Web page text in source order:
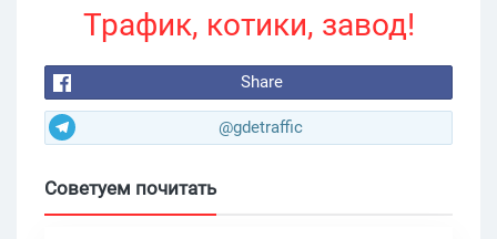
Трафик, котики, завод!
Share
@gdetraffic
Советуем почитать